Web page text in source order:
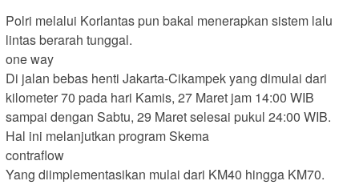
Polri melalui Korlantas pun bakal menerapkan sistem lalu
lintas berarah tunggal.
one way
Di jalan bebas henti Jakarta-Cikampek yang dimulai dari
kilometer 70 pada hari Kamis, 27 Maret jam 14:00 WIB
sampai dengan Sabtu, 29 Maret selesai pukul 24:00 WIB.
Hal ini melanjutkan program Skema
contraflow
Yang diimplementasikan mulai dari KM40 hingga KM70.